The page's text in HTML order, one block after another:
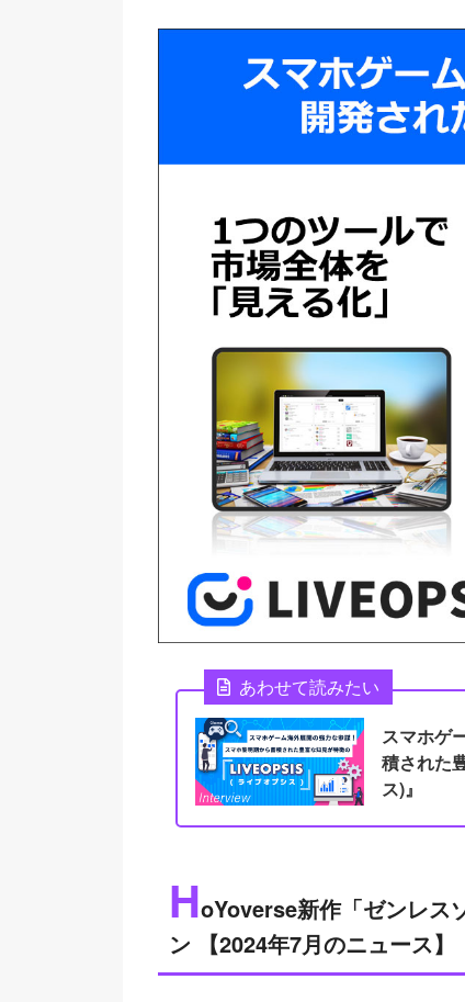
中国マーケットでは新作3つがラ
ランキングデータについて【
あわせて読みたい
スマホゲ
積された
ス)』
HoYoverse新作「ゼンレス
ン 【2024年7月のニュース】